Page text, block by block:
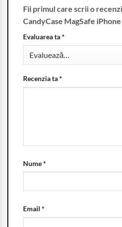
Fii primul care scrii o
CandyCase MagSafe
Evaluarea ta*
Recenzia ta*
Nume*
Email *